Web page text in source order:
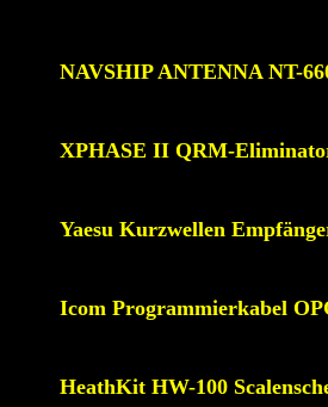
NAVSHIP ANTENNA NT-
XPHASE II QRM-
Yaesu Kurzwellen
Icom Programmierkabel
HeathKit HW-100